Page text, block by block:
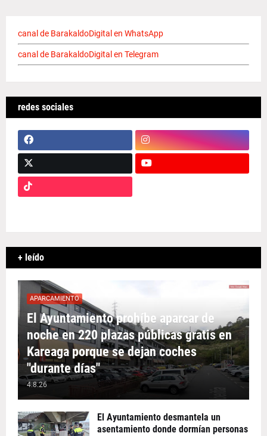
canal de BarakaldoDigital en WhatsApp
canal de BarakaldoDigital en Telegram
redes sociales
+ leído
APARCAMIENTO
El Ayuntamiento prohíbe aparcar de
noche en 220 plazas públicas gratis en
Kareaga porque se dejan coches
"durante días"
4.8.26
El Ayuntamiento desmantela un
asentamiento donde dormían personas